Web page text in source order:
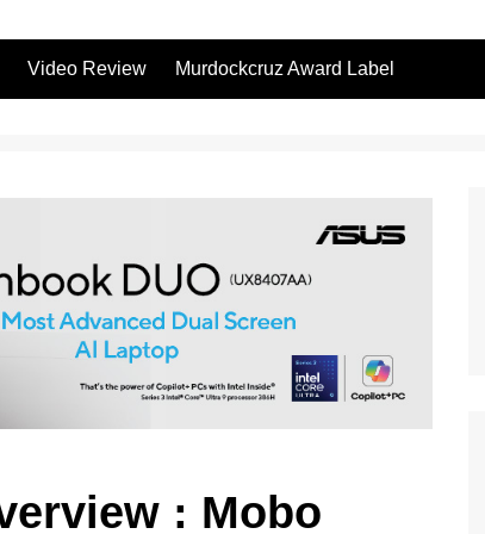
Video Review Murdockcruz Award Label
: Mobo